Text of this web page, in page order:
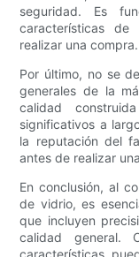
seguridad. Es
características
realizar una compra.
Por último, no se
generales de la
calidad
significativos a
la reputación del
antes de realizar
En conclusión, al
de vidrio, es
que incluyen
calidad general.
características